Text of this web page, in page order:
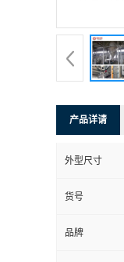
产品详请
外型尺寸
货号
品牌